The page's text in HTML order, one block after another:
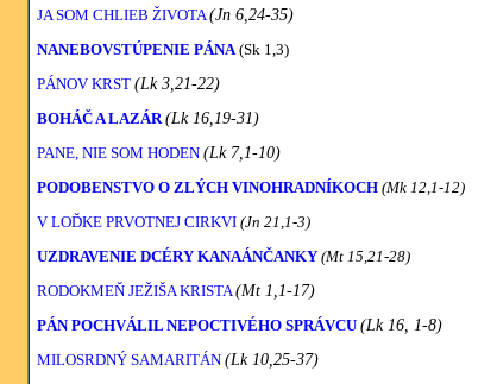
JA SOM CHLIEB ŽIVOTA (Jn 6,24-35)
NANEBOVSTÚPENIE PÁNA (Sk 1,3)
PÁNOV KRST (Lk 3,21-22)
BOHÁČ A LAZÁR (Lk 16,19-31)
PANE, NIE SOM HODEN (Lk 7,1-10)
PODOBENSTVO O ZLÝCH VINOHRADNÍKOCH (Mk 12,1-12)
V LOĎKE PRVOTNEJ CIRKVI (Jn 21,1-3)
UZDRAVENIE DCÉRY KANAÁNČANKY (Mt 15,21-28)
RODOKMEŇ JEŽIŠA KRISTA (Mt 1,1-17)
PÁN POCHVÁLIL NEPOCTIVÉHO SPRÁVCU (Lk 16, 1-8)
MILOSRDNÝ SAMARITÁN (Lk 10,25-37)